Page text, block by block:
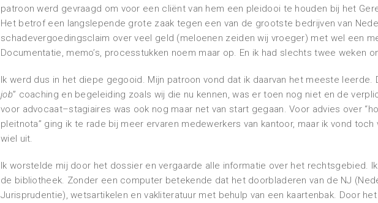
patroon werd gevraagd om voor een cliënt van hem een pleidooi te houden bij het
Het betrof een langslepende grote zaak tegen een van de grootste bedrijven van
schadevergoedingsclaim over veel geld (meloenen zeiden wij vroeger) met wel een
Documentatie, memo’s, processtukken noem maar op. En ik had slechts twee weken
Ik werd dus in het diepe gegooid. Mijn patroon vond dat ik daarvan het meeste leerde.
job” coaching en begeleiding zoals wij die nu kennen, was er toen nog niet en de
voor advocaat–stagiaires was ook nog maar net van start gegaan. Voor advies over
pleitnota” ging ik te rade bij meer ervaren medewerkers van kantoor, maar ik vond
wiel uit.
Ik worstelde mij door het dossier en vergaarde alle informatie over het rechtsgebied.
de bibliotheek. Zonder een computer betekende dat het doorbladeren van de NJ
Jurisprudentie), wetsartikelen en vakliteratuur met behulp van een kaartenbak. Door het